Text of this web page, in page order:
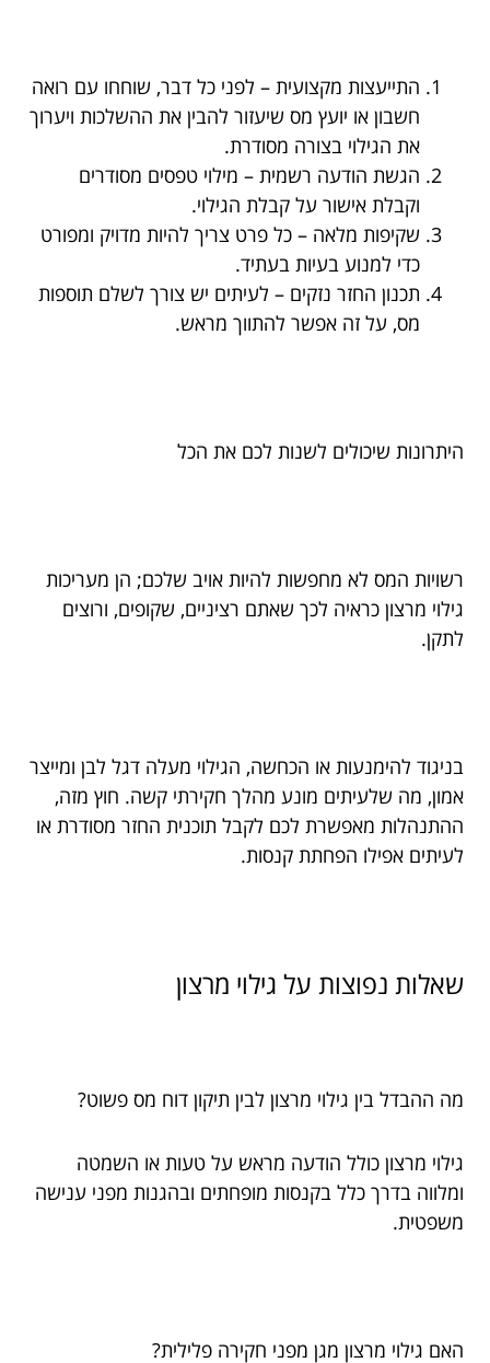
התייעצות מקצועית – לפני כל דבר, שוחחו עם רואה
חשבון או יועץ מס שיעזור להבין את ההשלכות ויערוך
את הגילוי בצורה מסודרת.
הגשת הודעה רשמית – מילוי טפסים מסודרים
וקבלת אישור על קבלת הגילוי.
שקיפות מלאה – כל פרט צריך להיות מדויק ומפורט
כדי למנוע בעיות בעתיד.
תכנון החזר נזקים – לעיתים יש צורך לשלם תוספות
מס, על זה אפשר להתווך מראש.
היתרונות שיכולים לשנות לכם את הכל
רשויות המס לא מחפשות להיות אויב שלכם; הן מעריכות
גילוי מרצון כראיה לכך שאתם רציניים, שקופים, ורוצים
לתקן.
בניגוד להימנעות או הכחשה, הגילוי מעלה דגל לבן ומייצר
אמון, מה שלעיתים מונע מהלך חקירתי קשה. חוץ מזה,
ההתנהלות מאפשרת לכם לקבל תוכנית החזר מסודרת או
לעיתים אפילו הפחתת קנסות.
שאלות נפוצות על גילוי מרצון
מה ההבדל בין גילוי מרצון לבין תיקון דוח מס פשוט?
גילוי מרצון כולל הודעה מראש על טעות או השמטה
ומלווה בדרך כלל בקנסות מופחתים ובהגנות מפני ענישה
משפטית.
האם גילוי מרצון מגן מפני חקירה פלילית?